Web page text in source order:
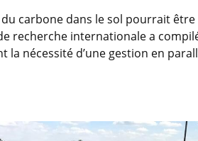
carbone dans le sol pourrait être
recherche internationale a
nécessité d’une gestion en